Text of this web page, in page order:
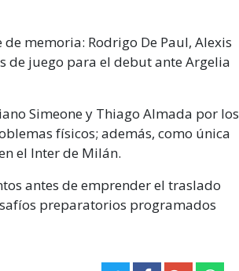
memoria: Rodrigo De Paul, Alexis
de juego para el debut ante Argelia
Simeone y Thiago Almada por los
físicos; además, como única
el Inter de Milán.
antes de emprender el traslado
preparatorios programados